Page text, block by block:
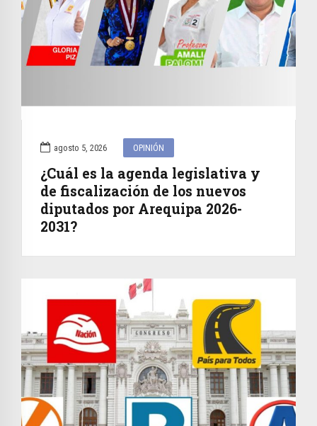
agosto 5, 2026 OPINIÓN
¿Cuál es la agenda legislativa y
de fiscalización de los nuevos
diputados por Arequipa 2026-
2031?